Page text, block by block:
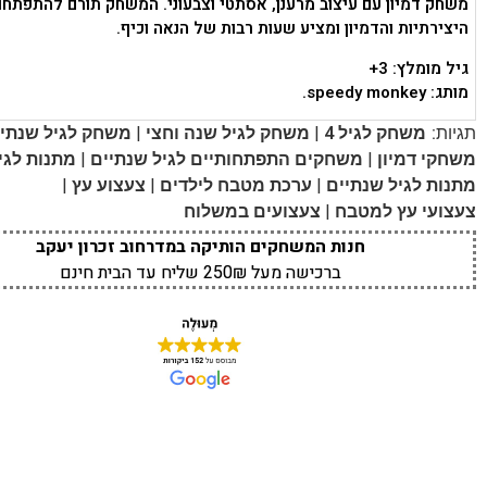
היצירתיות והדמיון ומציע שעות רבות של הנאה וכיף.
גיל מומלץ: 3+
מותג: speedy monkey.
תגיות: משחק לגיל 4 | משחק לגיל שנה וחצי | משחק לגיל
משחקי דמיון | משחקים התפתחותיים לגיל שנתיים | מתנות
מתנות לגיל שנתיים | ערכת מטבח לילדים | צעצוע עץ |
צעצועי עץ למטבח | צעצועים במשלוח
חנות המשחקים הותיקה במדרחוב זכרון יעקב
ברכישה מעל 250₪ שליח עד הבית חינם